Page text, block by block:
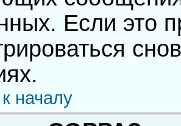
Если это
началу